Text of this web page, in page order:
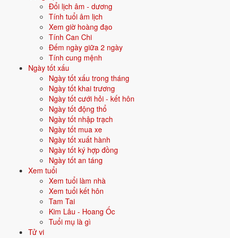
Đổi lịch âm - dương
Tính tuổi âm lịch
Xem giờ hoàng đạo
Tính Can Chi
Đếm ngày giữa 2 ngày
Tính cung mệnh
Ngày tốt xấu
Ngày tốt xấu trong tháng
Ngày tốt khai trương
Ngày tốt cưới hỏi - kết hôn
Ngày tốt động thổ
Ngày tốt nhập trạch
Ngày tốt mua xe
Ngày tốt xuất hành
Ngày tốt ký hợp đồng
Ngày tốt an táng
Xem tuổi
Xem tuổi làm nhà
Xem tuổi kết hôn
Tam Tai
Kim Lâu - Hoang Ốc
Tuổi mụ là gì
Tử vi
động sản, đô thị hoá.
Quan hệ mệnh × vận:Thổ khắc Thủy.
Vận năm 2026 Bính Ngọ cho người sinh năm 2013
2026(Bính Ngọ), người tuổi
thuộc nhómThiếu niên . Quan hệ với Thái Tuế năm xem:
với Thái Tuế
Năm tương đối ổn định - không có biến động lớn về vận khí.
Năm 2026 người sinh năm 2013 nên tập trung gì?
13 (Thiếu niên), người sinh năm 2013 nên ưu tiên các chủ
đề sau:
Hướng nghiệp tương lai
Chọn ngành học cấp 3